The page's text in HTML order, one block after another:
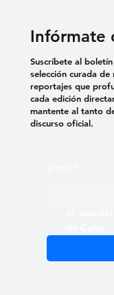
Infórmate
Suscríbete al
selección curada
reportajes que
cada edición
mantente al tanto
discurso oficial.